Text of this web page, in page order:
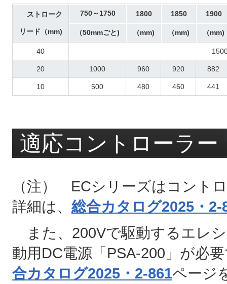
ストローク
リード（mm)
750～1750 1800 1850 1900
（50mmごと) （mm) （mm) （mm)
40
20 1000 960 920 882
10 500 480 460 441
適応コントローラー
（注） ECシリーズはコント
詳細は、 総合カタログ2025・2-
また、200Vで駆動するエレ
動用DC電源「PSA-200」が必
合カタログ2025・2-861ページ